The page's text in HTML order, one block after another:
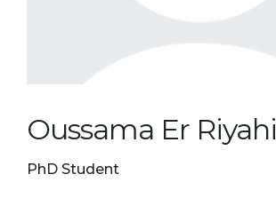
Oussama Er Riyahi
PhD Student